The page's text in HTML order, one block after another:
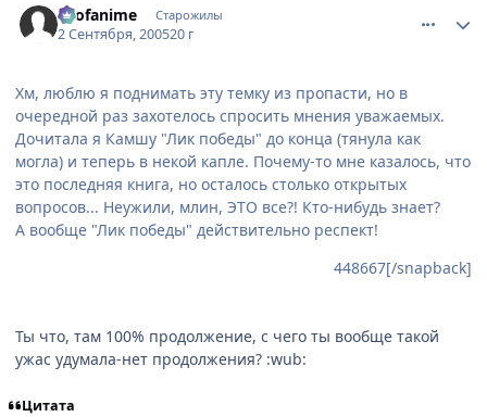
allofanime Старожилы
2 Сентября, 200520 г
Хм, люблю я поднимать эту темку из пропасти, но в
очередной раз захотелось спросить мнения уважаемых.
Дочитала я Камшу "Лик победы" до конца (тянула как
могла) и теперь в некой капле. Почему-то мне казалось, что
это последняя книга, но осталось столько открытых
вопросов... Неужили, млин, ЭТО все?! Кто-нибудь знает?
А вообще "Лик победы" действительно респект!
448667[/snapback]
Ты что, там 100% продолжение, с чего ты вообще такой
ужас удумала-нет продолжения? :wub:
Цитата